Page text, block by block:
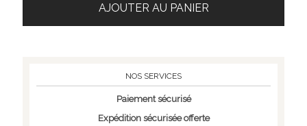
AJOUTER AU PANIER
NOS SERVICES
Paiement sécurisé
Expédition sécurisée offerte